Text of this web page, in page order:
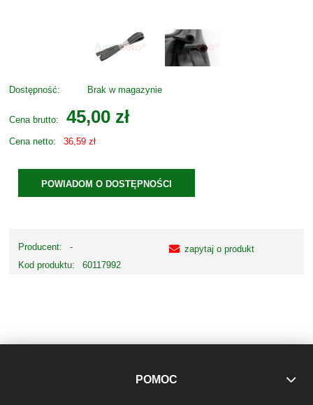
Dostępność: Brak w magazynie
Cena brutto: 45,00 zł
Cena netto: 36,59 zł
POWIADOM O DOSTĘPNOŚCI
Producent:
-
Kod produktu:
60117992
zapytaj o produkt
POMOC